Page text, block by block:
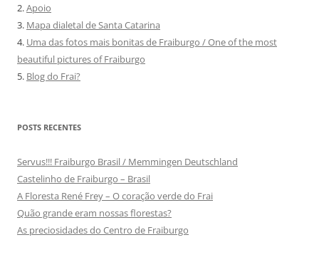
2.Apoio
3. Mapa dialetal de Santa Catarina
4. Uma das fotos mais bonitas de Fraiburgo / One of the most
beautiful pictures of Fraiburgo
5. Blog do Frai?
POSTS RECENTES
Servus!!! Fraiburgo Brasil / Memmingen Deutschland
Castelinho de Fraiburgo – Brasil
A Floresta René Frey – O coração verde do Frai
Quão grande eram nossas florestas?
As preciosidades do Centro de Fraiburgo